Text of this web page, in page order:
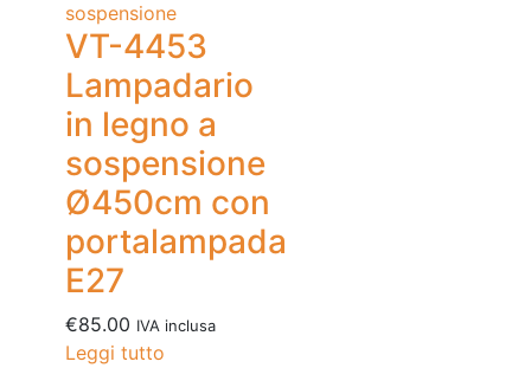
sospensione
VT-4453
Lampadario
in legno a
sospensione
Ø450cm con
portalampada
E27
€85.00 IVA inclusa
Leggi tutto